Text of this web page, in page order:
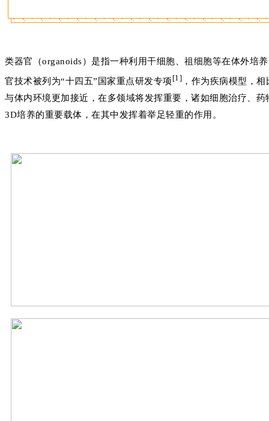
类器官（organoids）是指一种利用干细胞、祖细胞等在体外培
官技术被列为“十四五”国家重点研发专项 [1] ，作为疾病模型，
与体内环境更加接近，在多领域将发挥重要，诸如细胞治疗、
3D培养的重要载体，在其中发挥着举足轻重的作用。